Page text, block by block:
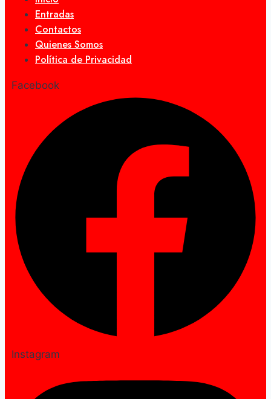
Entradas
Contactos
Quienes Somos
Política de Privacidad
Facebook
Instagram